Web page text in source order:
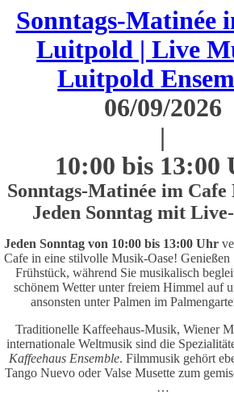
Sonntags-Matinée
Luitpold | Live
Luitpold
06/09/2026
|
10:00 bis 13:00
Sonntags-Matinée im
Jeden Sonntag mit
Jeden Sonntag von 10:00 bis 13:00 Uhr
Cafe in eine stilvolle Musik-Oase! Genießen
Frühstück, während Sie musikalisch
schönem Wetter unter freiem Himmel auf
ansonsten unter Palmen im
Traditionelle Kaffeehaus-Musik, Wiener
internationale Weltmusik sind die
Kaffeehaus Ensemble. Filmmusik gehört
Tango Nuevo oder Valse Musette zum
…